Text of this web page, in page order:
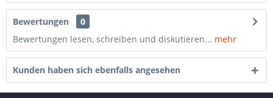
Bewertungen
0
Bewertungen lesen, schreiben und diskutieren... mehr
Kunden haben sich ebenfalls angesehen